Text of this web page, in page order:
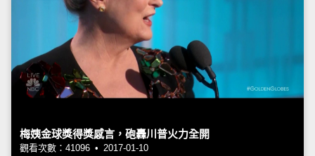
梅姨金球獎得獎感言，砲轟川普火力全開
觀看次數：41096 • 2017-01-10